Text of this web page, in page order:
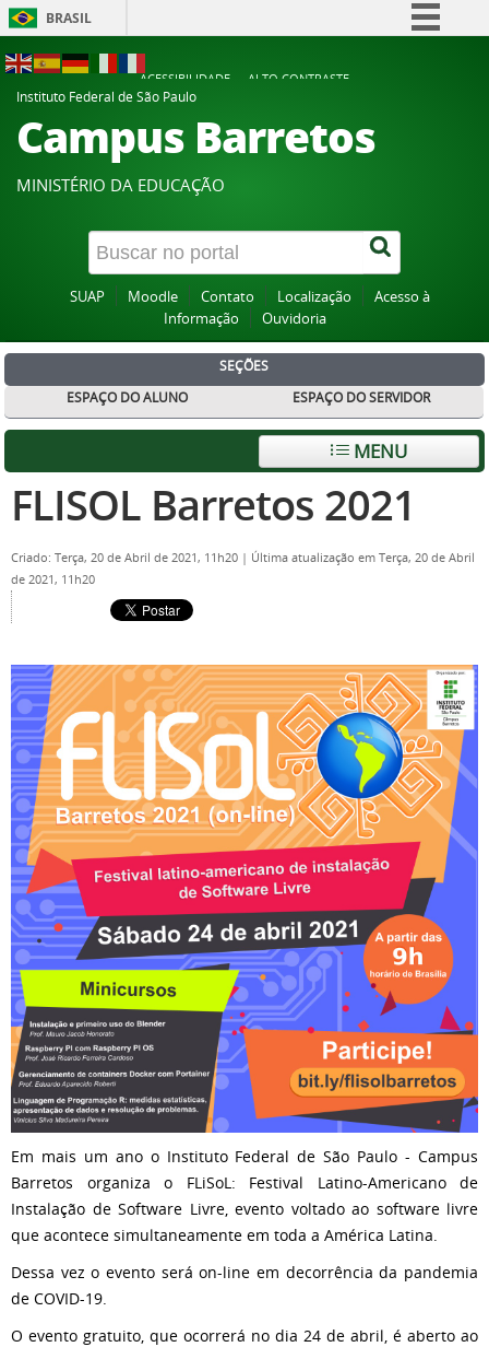
BRASIL
Participe
Acesso à informação
Canais
ACESSIBILIDADE
ALTO CONTRASTE
Instituto Federal de São Paulo
Campus Barretos
MINISTÉRIO DA EDUCAÇÃO
SUAP Moodle Contato Localização
Acesso à
Informação
Ouvidoria
SEÇÕES
ESPAÇO DO ALUNO
ESPAÇO DO SERVIDOR
MENU
FLISOL Barretos 2021
Criado: Terça, 20 de Abril de 2021, 11h20 | Última atualização em Terça, 20 de Abril
de 2021, 11h20
Em mais um ano o Instituto Federal de São Paulo - Campus
Barretos organiza o FLiSoL: Festival Latino-Americano de
Instalação de Software Livre, evento voltado ao software livre
que acontece simultaneamente em toda a América Latina.
Dessa vez o evento será on-line em decorrência da pandemia
de COVID-19.
O evento gratuito, que ocorrerá no dia 24 de abril, é aberto ao